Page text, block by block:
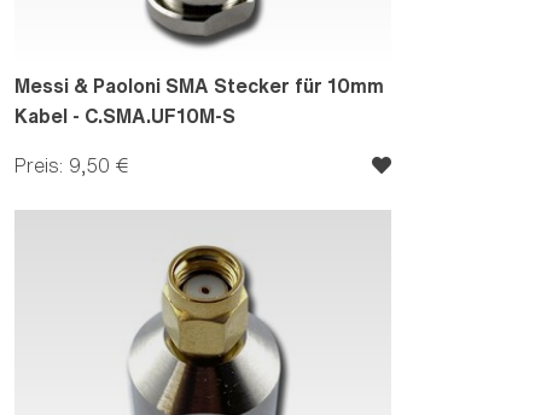
Messi & Paoloni SMA Stecker für 10mm
Kabel - C.SMA.UF10M-S
Preis: 9,50 €